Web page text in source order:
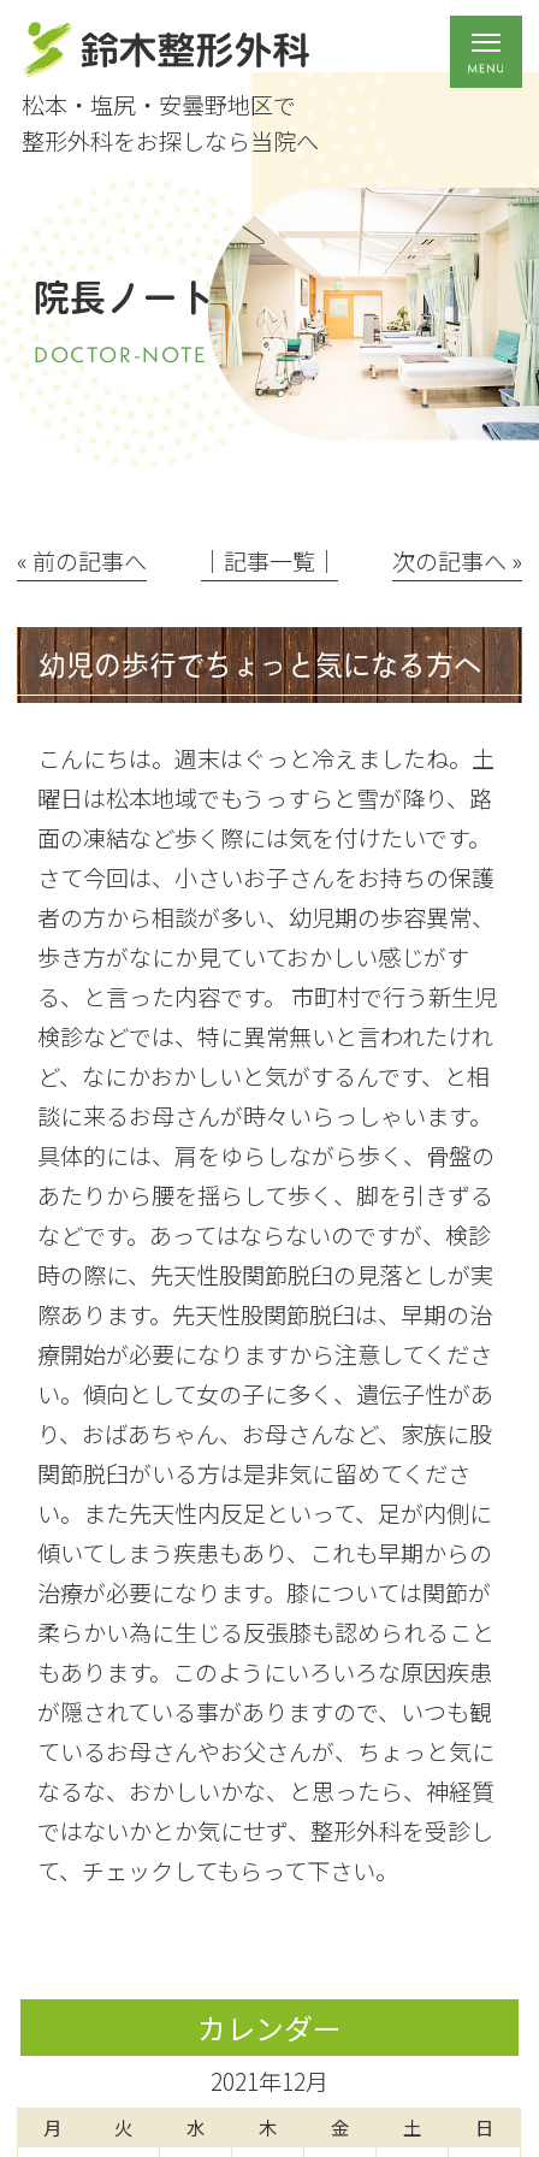
松本・塩尻・安曇野地区で
整形外科をお探しなら当院へ
院長ノート
DOCTOR-NOTE
« 前の記事へ │記事一覧│ 次の記事へ »
幼児の歩行でちょっと気になる方へ
こんにちは。週末はぐっと冷えましたね。土
曜日は松本地域でもうっすらと雪が降り、路
面の凍結など歩く際には気を付けたいです。
さて今回は、小さいお子さんをお持ちの保護
者の方から相談が多い、幼児期の歩容異常、
歩き方がなにか見ていておかしい感じがす
る、と言った内容です。 市町村で行う新生児
検診などでは、特に異常無いと言われたけれ
ど、なにかおかしいと気がするんです、と相
談に来るお母さんが時々いらっしゃいます。
具体的には、肩をゆらしながら歩く、骨盤の
あたりから腰を揺らして歩く、脚を引きずる
などです。あってはならないのですが、検診
時の際に、先天性股関節脱臼の見落としが実
際あります。先天性股関節脱臼は、早期の治
療開始が必要になりますから注意してくださ
い。傾向として女の子に多く、遺伝子性があ
り、おばあちゃん、お母さんなど、家族に股
関節脱臼がいる方は是非気に留めてくださ
い。また先天性内反足といって、足が内側に
傾いてしまう疾患もあり、これも早期からの
治療が必要になります。膝については関節が
柔らかい為に生じる反張膝も認められること
もあります。このようにいろいろな原因疾患
が隠されている事がありますので、いつも観
ているお母さんやお父さんが、ちょっと気に
なるな、おかしいかな、と思ったら、神経質
ではないかとか気にせず、整形外科を受診し
て、チェックしてもらって下さい。
カレンダー
2021年12月
月 火 水 木 金 土 日